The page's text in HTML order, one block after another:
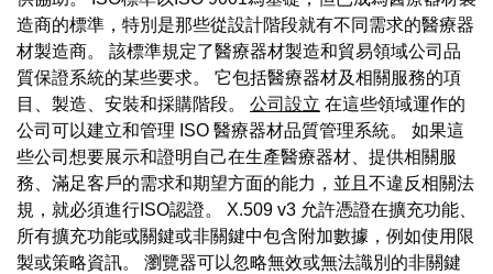
造商的標準，特別是那些從設計階段就有不同需求的醫療器
材製造商。 該標準規定了醫療器材製造和貿易領域公司品
質保證系統的某些要求。 它包括醫療器材及相關服務的項
目、製造、安裝和採購階段。 公司設立 在這些領域運作的
公司可以建立和管理 ISO 醫療器材品質管理系統。 如果這
些公司想要展示和證明自己在生產醫療器材、提供相關服
務、滿足客戶的需求和期望方面的能力，並且不違反相關法
規，就必須進行ISO認證。 X.509 v3 允許憑證在擴充功能、
所有擴充功能或關鍵或非關鍵中包含附加數據，例如使用限
製或策略資訊。 瀏覽器可以忽略無效或無法識別的非關鍵